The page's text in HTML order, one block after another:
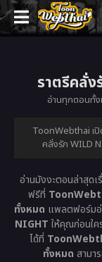
ราตรีคลั่
อ่านทุกตอนทั้
ToonWebthai เปิ
คลั่งรัก WILD
อ่านมังงะตอนล่าสุดเ
ฟรีที่
ทั้งหมด แพลตฟอร์มอ่
NIGHT ให้คุณก่อนใค
ได้ที่
ทั้งหมด สามา